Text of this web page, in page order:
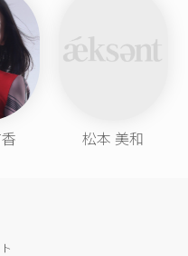
松本 美和